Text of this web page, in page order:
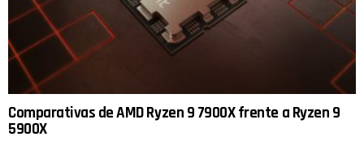
Comparativas de AMD Ryzen 9 7900X frente a Ryzen 9
5900X